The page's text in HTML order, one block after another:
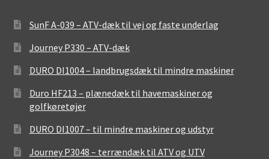
SunF A-039 – ATV-dæk til vej og faste underlag
Journey P330 – ATV-dæk
DURO DI1004 – landbrugsdæk til mindre maskiner
Duro HF213 – plænedæk til havemaskiner og
golfkøretøjer
DURO DI1007 – til mindre maskiner og udstyr
Journey P3048 – terrændæk til ATV og UTV